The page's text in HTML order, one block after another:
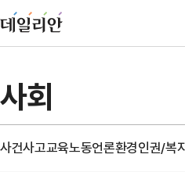
사회
사건사고교육노동언론환경인권/복